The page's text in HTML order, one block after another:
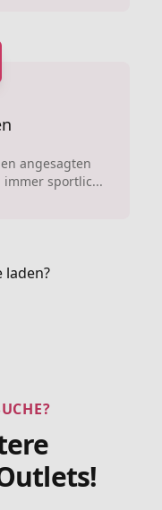
angesagten
immer sportlic...
laden?